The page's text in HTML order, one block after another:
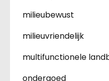
milieubewust
milieuvriendelijk
multifunctionele
ondergoed